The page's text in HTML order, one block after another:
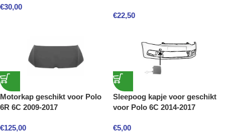
€30,00
€22,50
Motorkap geschikt voor Polo
6R 6C 2009-2017
€125,00
Sleepoog kapje voor geschikt
voor Polo 6C 2014-2017
€5,00